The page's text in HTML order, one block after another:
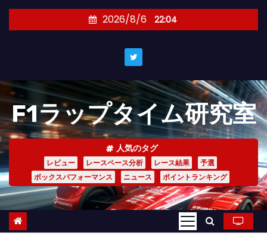
キ
ッ
プ
2026/8/6 22:04
F1ラップタイム研究室
人気のタグ
レビュー レースペース分析 レース結果
予選
ボックスパフォーマンス
ニュース ポイントランキング